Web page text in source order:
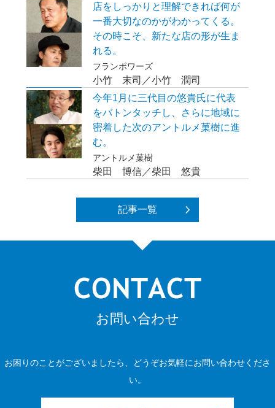
店をしっかりと理解できれば何が
一番大切なのかがわかってくる。
その時こそ、新たな店の形が生ま
れる。
フランボワーズ
小竹 末司／小竹 潤司
今年1月に三代目の悠貴氏に代表
をバトンタッチし、さらに地域に
密着した次のアントルメ菓樹に進
む。
アントルメ菓樹
柴田 博信／柴田 悠貴
記事一覧
お問い合わせ
お困りのことがございましたら、どうぞお気軽にお問い合わせくださ
い。